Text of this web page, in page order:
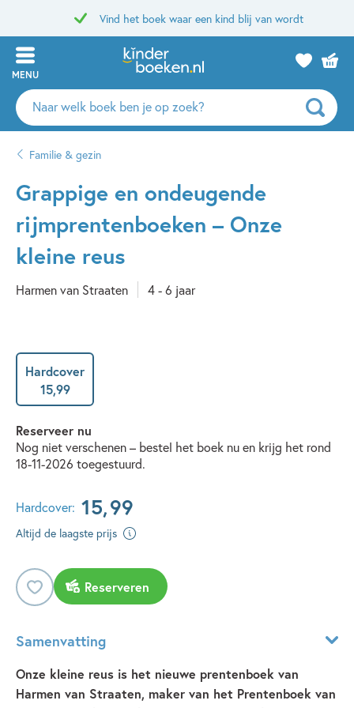
Vind het boek waar een kind blij van wordt
MENU
Zoeken
naar
auteurs
uitgevers
Familie & gezin
Grappige en ondeugende
rijmprentenboeken – Onze
kleine reus
Harmen van Straaten 4 - 6 jaar
Hardcover
15,99
Reserveer nu
Nog niet verschenen – bestel het boek nu en krijg het rond
18-11-2026 toegestuurd.
Hardcover: 15,99
Altijd de laagste prijs
Reserveren
Samenvatting
Onze kleine reus is het nieuwe prentenboek van
Harmen van Straaten, maker van het Prentenboek van